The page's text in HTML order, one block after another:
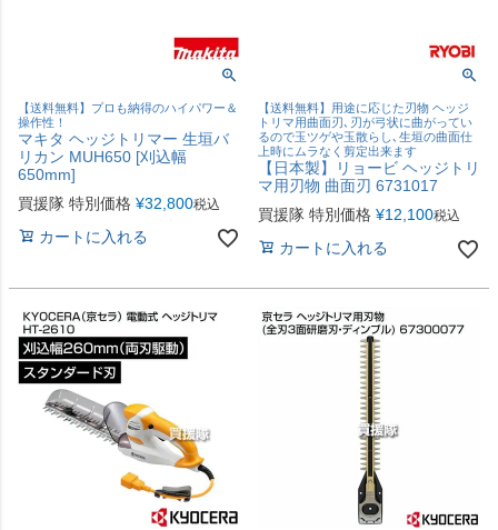
【送料無料】プロも納得のハイパワー＆
操作性！
マキタ ヘッジトリマー 生垣バ
リカン MUH650 [刈込幅
650mm]
買援隊 特別価格 ¥32,800税込
カートに入れる
【送料無料】用途に応じた刃物 ヘッジ
トリマ用曲面刃､刃が弓状に曲がってい
るので玉ツゲや玉散らし､生垣の曲面仕
上時にムラなく剪定出来ます
【日本製】リョービ ヘッジトリ
マ用刃物 曲面刃 6731017
買援隊 特別価格 ¥12,100税込
カートに入れる